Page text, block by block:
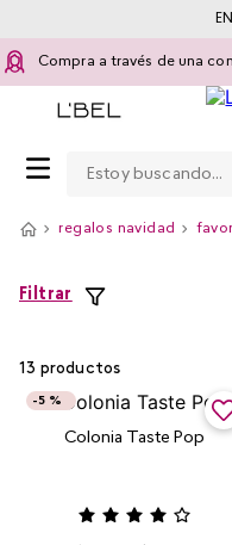
Compra a través de una
regalos navidad
Filtrar
13 productos
Colonia Taste Pop
-5 %